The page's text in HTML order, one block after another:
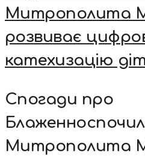
Митрополита
розвиває
катехизацію
Спогади про
Митрополита